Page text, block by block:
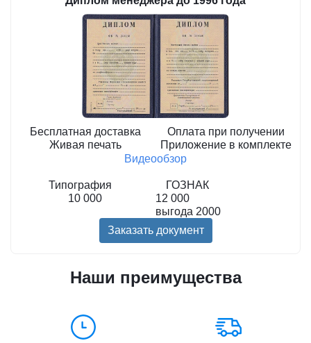
Бесплатная доставка
Живая печать
Оплата при получении
Приложение в комплекте
Видеообзор
Типография
ГОЗНАК
10 000
12 000
выгода 2000
Заказать документ
Наши преимущества